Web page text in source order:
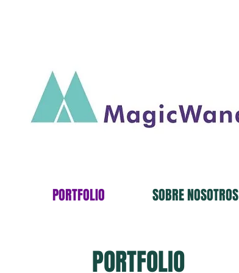
PORTFOLIO SOBRE NOSOTROS
PORTFOLIO